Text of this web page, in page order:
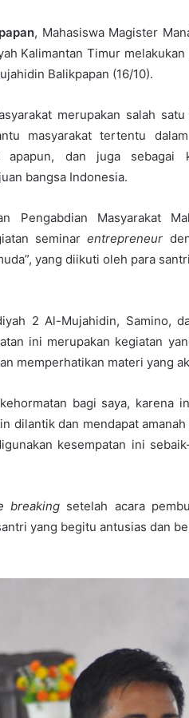
, Mahasiswa Magister
Kalimantan Timur
Balikpapan (16/10).
merupakan salah
masyarakat tertentu
apapun, dan juga sebagai
bangsa Indonesia.
Pengabdian Masyarakat
seminarentrepreneur
yang diikuti oleh para
2 Al-Mujahidin, Samino,
ini merupakan kegiatan
memperhatikan materi yang
bagi saya, karena
dilantik dan mendapat
kesempatan ini
breaking setelah acara
yang begitu antusias dan